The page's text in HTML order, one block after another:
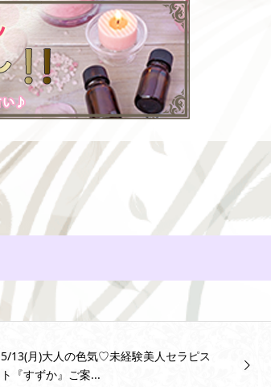
5/13(月)大人の色気♡未経験美人セラピス
ト『すずか』ご案...